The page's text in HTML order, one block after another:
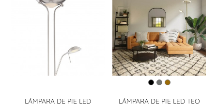
LÁMPARA DE PIE LED
LÁMPARA DE PIE LED TEO